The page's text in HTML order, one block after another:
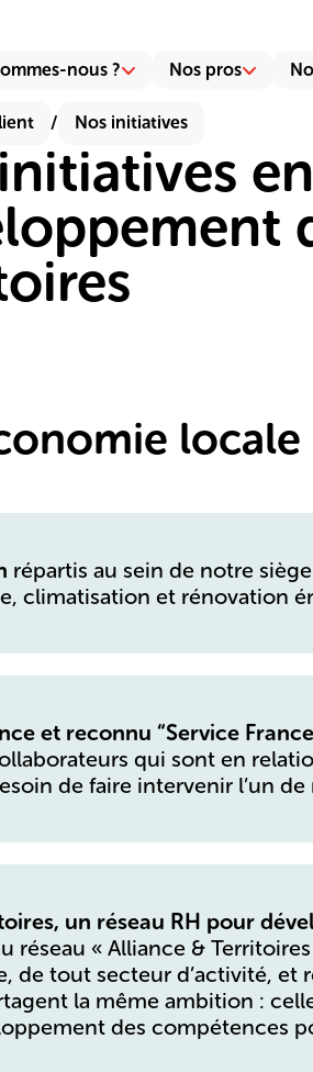
nous ? Nos pros
/ Nos initiatives
locale
répartis au sein de notre
climatisation et rénovation
et reconnu “Service
qui sont en
de faire intervenir l’un
un réseau RH pour
réseau « Alliance &
de tout secteur d’activité, et
la même ambition :
des compétences